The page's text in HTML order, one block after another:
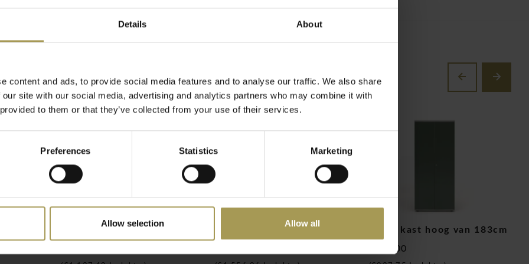
Details About
content and ads, to provide social media features and to analyse our traffic. We also share
site with our social media, advertising and analytics partners who may combine it with
to them or that they’ve collected from your use of their services.
Preferences Statistics Marketing
Allow selection Allow all
installatie(enkel
hebben een metalen
kleuren. Met de
maar ook
qua uitstraling of
worden gecombineerd
U
heeft u de volgende
vrachtvrij en vanaf
Pigreco vergadertafel
Pigreco executive bureau
Color kast hoog van 183cm
€775,00